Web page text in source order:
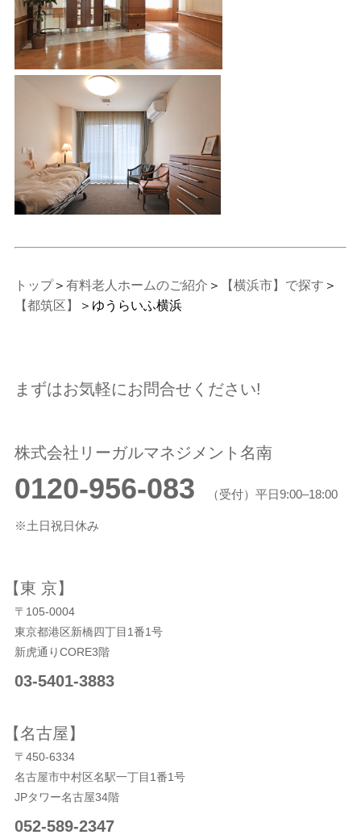
トップ＞ 有料老人ホームのご紹介 ＞ 【横浜市】で探す ＞
【都筑区】
＞ゆうらいふ横浜
まずはお気軽にお問合せください!
株式会社リーガルマネジメント名南
0120-956-083 （受付）平日9:00–18:00
※土日祝日休み
【東 京】
〒105-0004
東京都港区新橋四丁目1番1号
新虎通りCORE3階
03-5401-3883
【名古屋】
〒450-6334
名古屋市中村区名駅一丁目1番1号
JPタワー名古屋34階
052-589-2347